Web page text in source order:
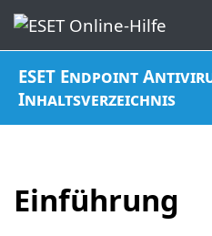
ESET Endpoint
Inhaltsverzeichnis
Einführung